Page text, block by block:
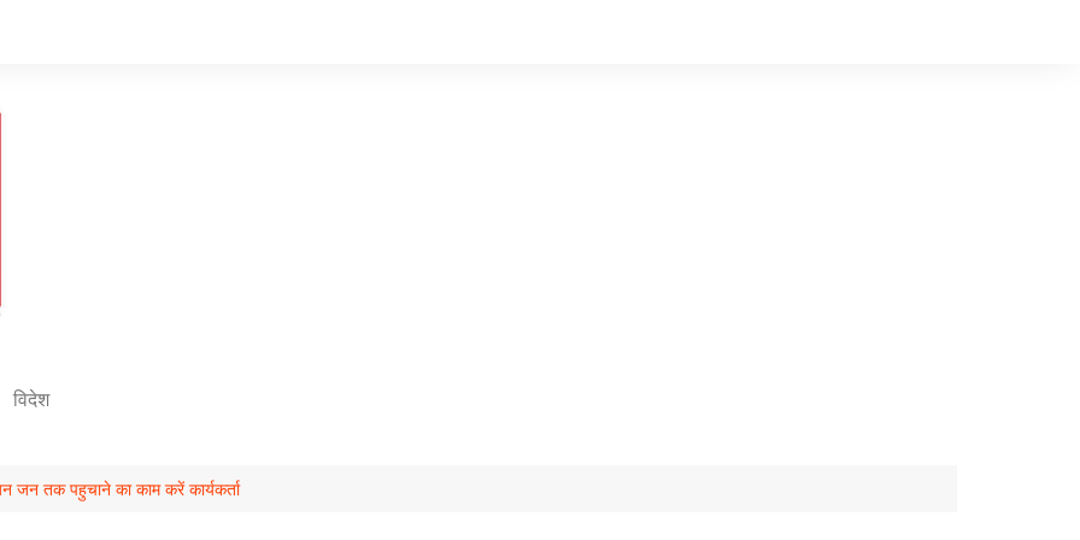
विदेश
जन तक पहुचाने का काम करें कार्यकर्ता